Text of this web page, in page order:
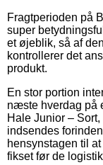
Fragtperioden på
super
et øjeblik, så af
kontrollerer det
produkt.
En stor portion
næste hverdag på
Hale Junior –
indsendes
hensynstagen til
fikset før de